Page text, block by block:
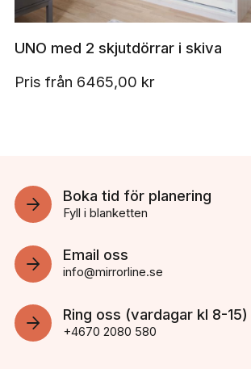
UNO med 2 skjutdörrar i skiva
Pris från 6465,00 kr
Boka tid för planering
Fyll i blanketten
Email oss
info@mirrorline.se
Ring oss (vardagar kl 8-15)
+4670 2080 580